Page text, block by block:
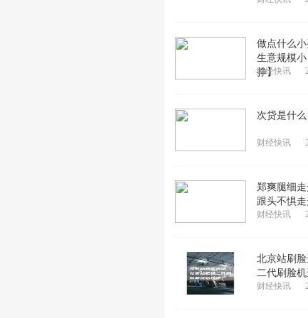
做点什么
生意规模
挣】
财经快讯
次贷是什么
财经快讯
郑爽腿细
跟头不惧走
财经快讯
北京站刷
二代刷脸机
财经快讯